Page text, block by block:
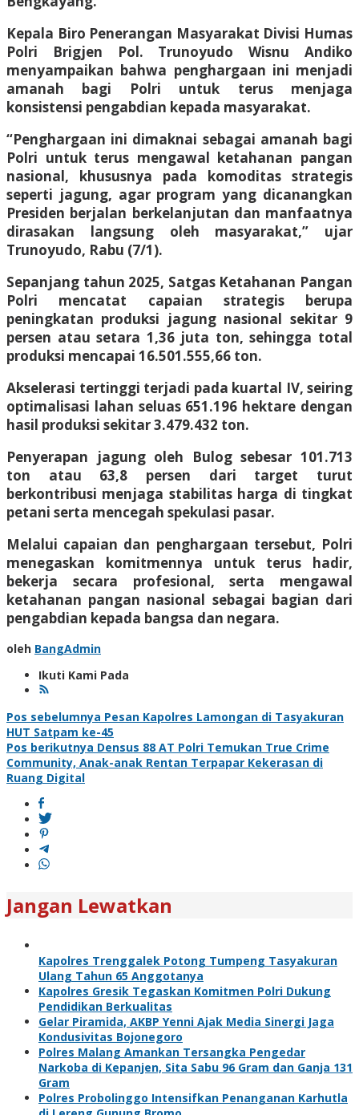
Kepala Biro Penerangan Masyarakat Divisi Humas
Polri Brigjen Pol. Trunoyudo Wisnu Andiko
menyampaikan bahwa penghargaan ini menjadi
amanah bagi Polri untuk terus menjaga
konsistensi pengabdian kepada masyarakat.
“Penghargaan ini dimaknai sebagai amanah bagi
Polri untuk terus mengawal ketahanan pangan
nasional, khususnya pada komoditas strategis
seperti jagung, agar program yang dicanangkan
Presiden berjalan berkelanjutan dan manfaatnya
dirasakan langsung oleh masyarakat,” ujar
Trunoyudo, Rabu (7/1).
Sepanjang tahun 2025, Satgas Ketahanan Pangan
Polri mencatat capaian strategis berupa
peningkatan produksi jagung nasional sekitar 9
persen atau setara 1,36 juta ton, sehingga total
produksi mencapai 16.501.555,66 ton.
Akselerasi tertinggi terjadi pada kuartal IV, seiring
optimalisasi lahan seluas 651.196 hektare dengan
hasil produksi sekitar 3.479.432 ton.
Penyerapan jagung oleh Bulog sebesar 101.713
ton atau 63,8 persen dari target turut
berkontribusi menjaga stabilitas harga di tingkat
petani serta mencegah spekulasi pasar.
Melalui capaian dan penghargaan tersebut, Polri
menegaskan komitmennya untuk terus hadir,
bekerja secara profesional, serta mengawal
ketahanan pangan nasional sebagai bagian dari
pengabdian kepada bangsa dan negara.
oleh BangAdmin
Ikuti Kami Pada
Navigasi
pos
Pos sebelumnya Pesan Kapolres Lamongan di Tasyakuran
HUT Satpam ke-45
Pos berikutnya Densus 88 AT Polri Temukan True Crime
Community, Anak-anak Rentan Terpapar Kekerasan di
Ruang Digital
Jangan Lewatkan
Kapolres Trenggalek Potong Tumpeng Tasyakuran
Ulang Tahun 65 Anggotanya
Kapolres Gresik Tegaskan Komitmen Polri Dukung
Pendidikan Berkualitas
Gelar Piramida, AKBP Yenni Ajak Media Sinergi Jaga
Kondusivitas Bojonegoro
Polres Malang Amankan Tersangka Pengedar
Narkoba di Kepanjen, Sita Sabu 96 Gram dan Ganja 131
Gram
Polres Probolinggo Intensifkan Penanganan Karhutla